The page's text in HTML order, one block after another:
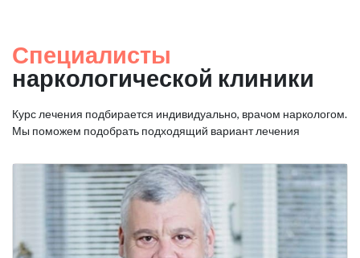
Специалисты
наркологической клиники
Курс лечения подбирается индивидуально, врачом наркологом.
Мы поможем подобрать подходящий вариант лечения